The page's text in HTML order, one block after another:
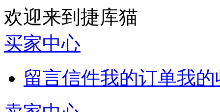
欢迎来到捷库猫
买家中心
留言信件我的订单我的